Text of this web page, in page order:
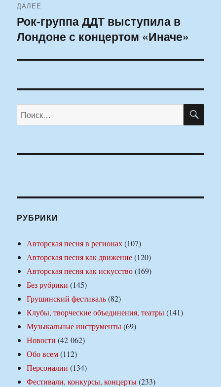
ДАЛЕЕ
Следующая
запись:
Рок-группа ДДТ выступила в
Лондоне с концертом «Иначе»
Искать:
РУБРИКИ
Авторская песня в регионах(107)
Авторская песня как движение(120)
Авторская песня как искусство(169)
Без рубрики (145)
Грушинский фестиваль(82)
Клубы, творческие объединения, театры(141)
Музыкальные инструменты(69)
Новости (42 062)
Обо всем(112)
Персоналии (134)
Фестивали, конкурсы, концерты(233)